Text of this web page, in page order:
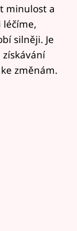
minulost a
léčíme,
silněji. Je
změnám.